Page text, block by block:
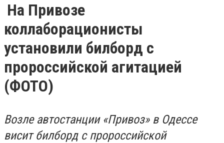
На Привозе
коллаборационисты
установили билборд с
пророссийской агитацией
(ФОТО)
Возле автостанции «Привоз» в Одессе
висит билборд с пророссийской